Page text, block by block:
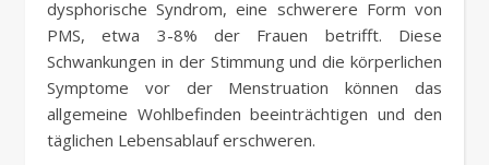
dysphorische Syndrom, eine schwerere Form von
PMS, etwa 3-8% der Frauen betrifft. Diese
Schwankungen in der Stimmung und die körperlichen
Symptome vor der Menstruation können das
allgemeine Wohlbefinden beeinträchtigen und den
täglichen Lebensablauf erschweren.